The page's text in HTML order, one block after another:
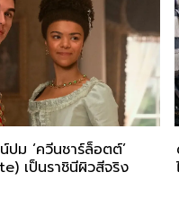
ม ‘ควีนชาร์ล็อตต์’
เป็นราชินีผิวสีจริง